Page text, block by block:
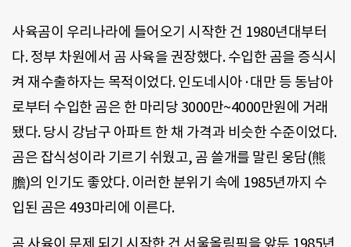
사육곰이 우리나라에 들어오기 시작한 건 1980년대부터
다. 정부 차원에서 곰 사육을 권장했다. 수입한 곰을 증식시
켜 재수출하자는 목적이었다. 인도네시아·대만 등 동남아
로부터 수입한 곰은 한 마리당 3000만~4000만원에 거래
됐다. 당시 강남구 아파트 한 채 가격과 비슷한 수준이었다.
곰은 잡식성이라 기르기 쉬웠고, 곰 쓸개를 말린 웅담(熊
膽)의 인기도 좋았다. 이러한 분위기 속에 1985년까지 수
입된 곰은 493마리에 이른다.